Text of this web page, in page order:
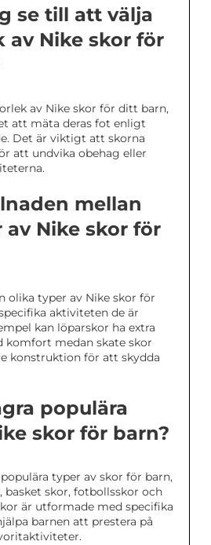
se till att välja
av Nike skor för
av Nike skor för ditt barn,
att mäta deras fot enligt
Det är viktigt att skorna
att undvika obehag eller
mellan
Nike skor för
olika typer av Nike skor för
aktiviteten de är
kan löparskor ha extra
komfort medan skate skor
konstruktion för att skydda
populära
skor för barn?
typer av skor för barn,
basket skor, fotbollsskor och
är utformade med specifika
barnen att prestera på